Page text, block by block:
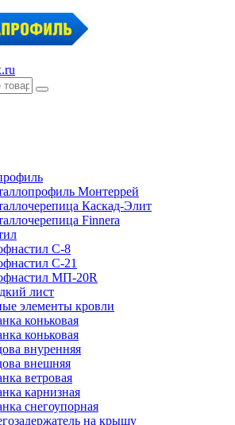
Монтеррей
Каскад-Элит
Finnera
С-8
С-21
МП-20R
лист
элементы кровли
коньковая
коньковая
внуренняя
внешняя
ветровая
карнизная
снегоупорная
на крышу